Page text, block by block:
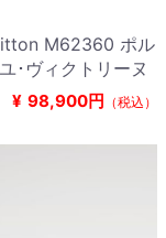
M62360 ポル
･ヴィクトリーヌ
¥ 98,900円 （税込）